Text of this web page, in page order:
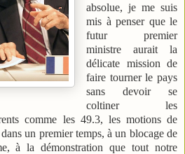
absolue, je me suis
mis à penser que le
futur premier
ministre aurait la
délicate mission de
faire tourner le pays
sans devoir se
coltiner les
comme les 49.3, les motions de
un premier temps, à un blocage de
à la démonstration que tout notre